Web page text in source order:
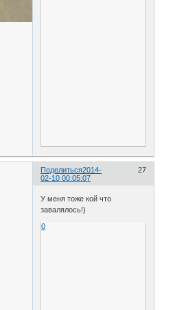
Поделиться 27
2014-
02-10 00:05:07
У меня тоже кой что
завалялось!)
0